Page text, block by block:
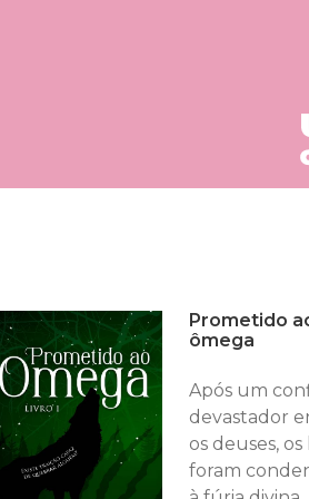
Prometido
ômega
Após um
devastador
os deuses,
foram